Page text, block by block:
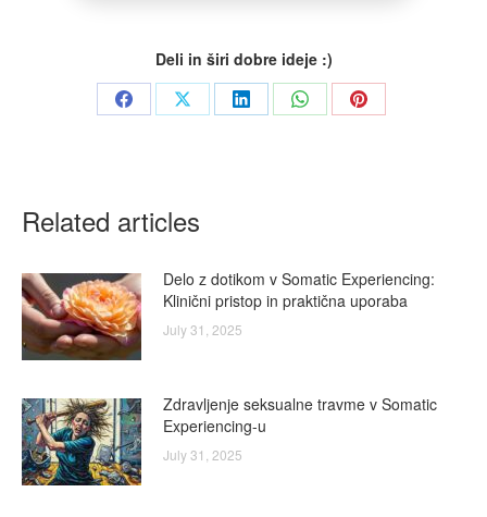
Deli in širi dobre ideje :)
Share Share Share Share Share
Related articles
Delo z dotikom v Somatic Experiencing:
Klinični pristop in praktična uporaba
July 31, 2025
Zdravljenje seksualne travme v Somatic
Experiencing-u
July 31, 2025